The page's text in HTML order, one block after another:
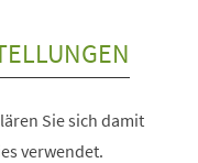
Sie sich damit
verwendet.